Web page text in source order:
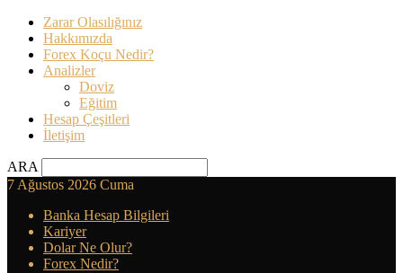
Zarar Olasılığınız
Hakkımızda
Forex Koçu Nedir?
Analizler
Doviz
Eğitim
Hesap Çeşitleri
İletişim
ARA
7 Ağustos 2026 Cuma
Banka Hesap Bilgileri
Kariyer
Dolar Ne Olur?
Forex Nedir?